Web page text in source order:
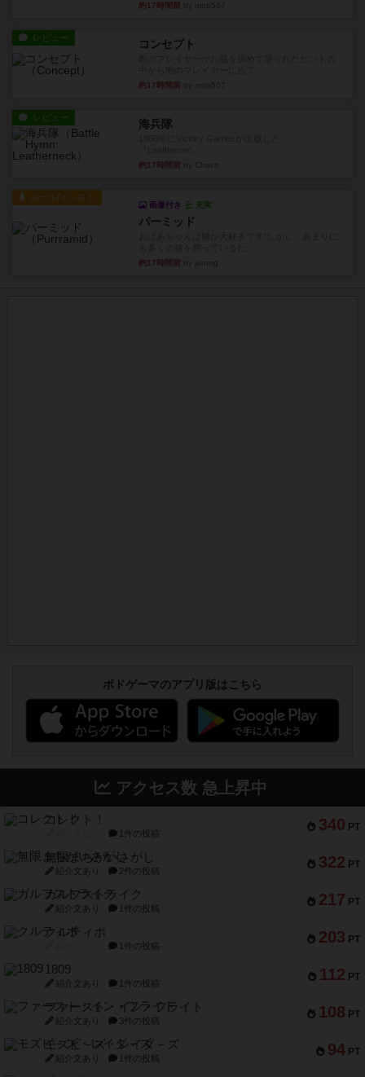
約17時間前 by mob567
レビュー コンセプト
約17時間前 by mob567
レビュー 海兵隊
約17時間前
ルール/インスト
画像付き 充実
パーミッド
約17時間前
ボドゲーマのアプリ版はこちら
アクセス数 急上昇中
340 PT
コレクト！
1件の投稿
322 PT
無限まちがいさがし
紹介文あり 2件の投稿
217 PT
ガルフストライク
紹介文あり 1件の投稿
203 PT
クルティボ
1件の投稿
112 PT
1809
紹介文あり 1件の投稿
108 PT
ファースト・イン・フライト
紹介文あり 3件の投稿
94 PT
モズビ－ズ・レイダ－ズ
紹介文あり 1件の投稿